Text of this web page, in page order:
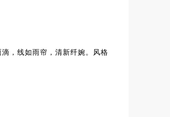
，线如雨帘，清新纤婉。风格